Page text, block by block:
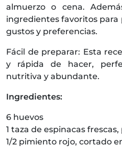
almuerzo o cena.
ingredientes favoritos para
gustos y preferencias.
Fácil de preparar: Esta
y rápida de hacer,
nutritiva y abundante.
Ingredientes:
6 huevos
1 taza de espinacas
1/2 pimiento rojo, cortado